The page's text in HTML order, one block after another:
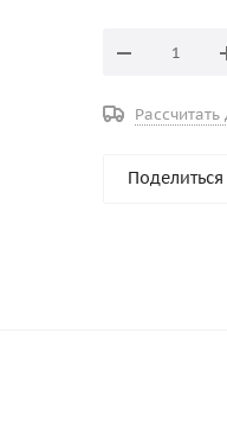
Рассчитать
Поделиться